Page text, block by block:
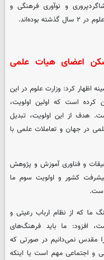
و نوآوری فرهنگی و
بوده‌اند.
اعضای هیات علمی
اظهار کرد: وزارت علوم در این
۵ اولویت تعیین کرده است که اولین اولویت،
هدف از این اولویت، تبدیل
در جهان و تعاملات علمی با
و فناوری آموزش و پژوهش
کشور و اولویت سوم ما
ما که از نظام ارباب رعیتی و
افزود: ما باید فرهنگ‌های
مقدس نمی‌دانیم در صورتی که
و اجتماعی مهم است یا اینکه